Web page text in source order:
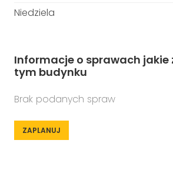
Niedziela
Informacje o sprawach jakie
tym budynku
Brak podanych spraw
ZAPLANUJ